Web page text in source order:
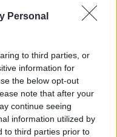
Personal
to third parties, or
information for
the below opt-out
note that after your
continue seeing
information utilized by
to third parties prior to